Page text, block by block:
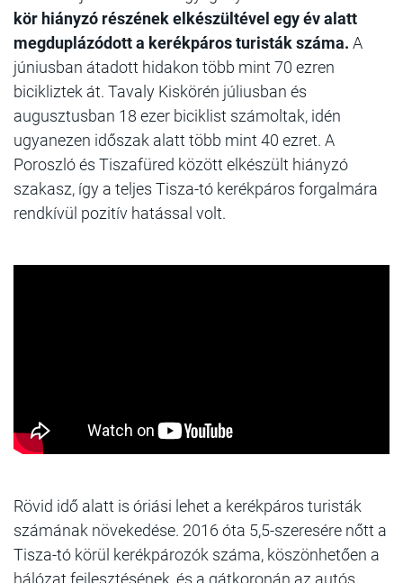
kör hiányzó részének elkészültével egy év alatt
megduplázódott a kerékpáros turisták száma. A
júniusban átadott hidakon több mint 70 ezren
bicikliztek át. Tavaly Kiskörén júliusban és
augusztusban 18 ezer biciklist számoltak, idén
ugyanezen időszak alatt több mint 40 ezret. A
Poroszló és Tiszafüred között elkészült hiányzó
szakasz, így a teljes Tisza-tó kerékpáros forgalmára
rendkívül pozitív hatással volt.
Rövid idő alatt is óriási lehet a kerékpáros turisták
számának növekedése. 2016 óta 5,5-szeresére nőtt a
Tisza-tó körül kerékpározók száma, köszönhetően a
hálózat fejlesztésének, és a gátkoronán az autós